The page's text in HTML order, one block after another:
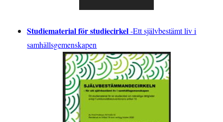
Studiematerial för studiecirkel-Ett självbestämt liv i
samhällsgemenskapen